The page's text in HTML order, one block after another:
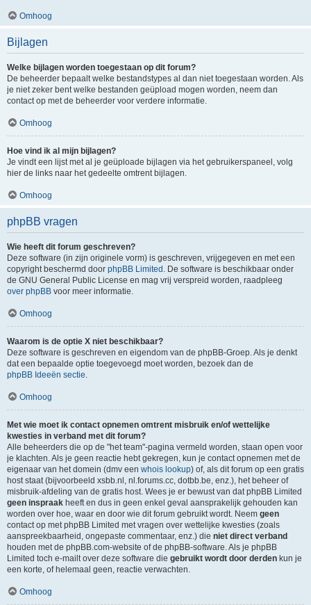
Omhoog
Bijlagen
Welke bijlagen worden toegestaan op dit forum?
De beheerder bepaalt welke bestandstypes al dan niet toegestaan worden. Als
je niet zeker bent welke bestanden geüpload mogen worden, neem dan
contact op met de beheerder voor verdere informatie.
Omhoog
Hoe vind ik al mijn bijlagen?
Je vindt een lijst met al je geüploade bijlagen via het gebruikerspaneel, volg
hier de links naar het gedeelte omtrent bijlagen.
Omhoog
phpBB vragen
Wie heeft dit forum geschreven?
Deze software (in zijn originele vorm) is geschreven, vrijgegeven en met een
copyright beschermd door phpBB Limited . De software is beschikbaar onder
de GNU General Public License en mag vrij verspreid worden, raadpleeg
over phpBB voor meer informatie.
Omhoog
Waarom is de optie X niet beschikbaar?
Deze software is geschreven en eigendom van de phpBB-Groep. Als je denkt
dat een bepaalde optie toegevoegd moet worden, bezoek dan de
phpBB Ideeën sectie.
Omhoog
Met wie moet ik contact opnemen omtrent misbruik en/of wettelijke
kwesties in verband met dit forum?
Alle beheerders die op de "het team"-pagina vermeld worden, staan open voor
je klachten. Als je geen reactie hebt gekregen, kun je contact opnemen met de
eigenaar van het domein (dmv een whois lookup) of, als dit forum op een gratis
host staat (bijvoorbeeld xsbb.nl, nl.forums.cc, dotbb.be, enz.), het beheer of
misbruik-afdeling van de gratis host. Wees je er bewust van dat phpBB Limited
geen inspraak heeft en dus in geen enkel geval aansprakelijk gehouden kan
worden over hoe, waar en door wie dit forum gebruikt wordt. Neem geen
contact op met phpBB Limited met vragen over wettelijke kwesties (zoals
aanspreekbaarheid, ongepaste commentaar, enz.) die niet direct verband
houden met de phpBB.com-website of de phpBB-software. Als je phpBB
Limited toch e-mailt over deze software die gebruikt wordt door derden kun je
een korte, of helemaal geen, reactie verwachten.
Omhoog